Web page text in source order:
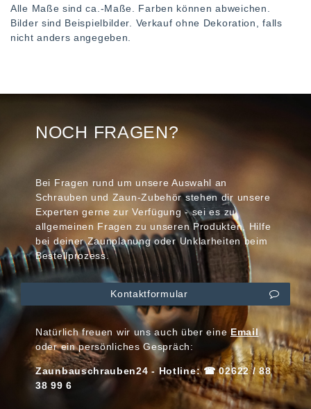
Alle Maße sind ca.-Maße. Farben können abweichen.
Bilder sind Beispielbilder. Verkauf ohne Dekoration, falls
nicht anders angegeben.
NOCH FRAGEN?
Bei Fragen rund um unsere Auswahl an
Schrauben und Zaun-Zubehör stehen dir unsere
Experten gerne zur Verfügung - sei es zu
allgemeinen Fragen zu unseren Produkten, Hilfe
bei deiner Zaunplanung oder Unklarheiten beim
Bestellprozess.
Kontaktformular
Natürlich freuen wir uns auch über eineEmail
oder ein persönliches Gespräch:
Zaunbauschrauben24 - Hotline: ☎ 02622 / 88
38 99 6